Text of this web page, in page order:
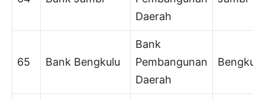
Daerah
65 Bank Bengkulu
Bank
Pembangunan
Daerah
Bengkulu